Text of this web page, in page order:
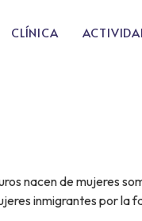
CLÍNICA
nacen de mujeres
inmigrantes por la